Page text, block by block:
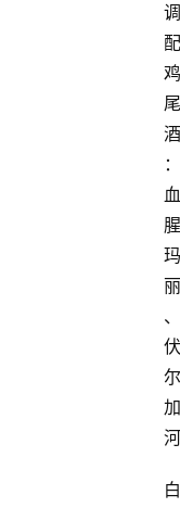
调
配
鸡
尾
酒
：
血
腥
玛
丽
、
伏
尔
加
河
白